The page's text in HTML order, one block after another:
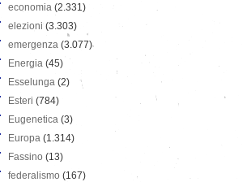
economia (2.331)
elezioni (3.303)
emergenza (3.077)
Energia (45)
Esselunga (2)
Esteri (784)
Eugenetica (3)
Europa (1.314)
Fassino (13)
federalismo (167)